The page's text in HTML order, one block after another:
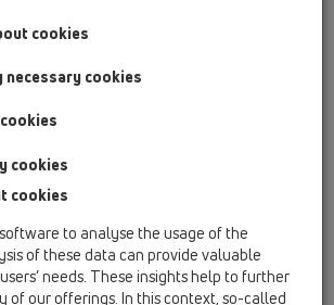
для внутренних помещений /
/ Запасные детали / HL0317.4E
для внутренних помещений /
cookies
cookies
cookies
cookies
to analyse the usage of the
of these data can provide valuable
needs. These insights help to further
of our offerings. In this context, so-called